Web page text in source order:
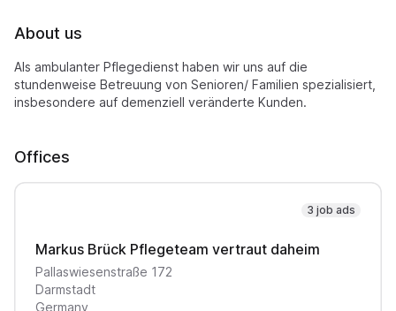
About us
Als ambulanter Pflegedienst haben wir uns auf die
stundenweise Betreuung von Senioren/ Familien spezialisiert,
insbesondere auf demenziell veränderte Kunden.
Offices
3 job ads
Markus Brück Pflegeteam vertraut daheim
Pallaswiesenstraße 172
Darmstadt
Germany